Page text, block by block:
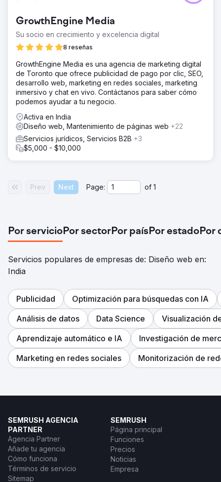
moderna y vanguardista.
El resultado
El proyecto ha tenido éxito en muchos aspectos. No solo
creamos un sitio web de primera calidad, sino que
también coincidió con la visión que teníamos desde el
principio.
Ir a la página de la agencia
GrowthEngine Media
Su socio en crecimiento y excelencia digital
8 reseñas
GrowthEngine Media es una agencia de marketing digital
de Toronto que ofrece publicidad de pago por clic, SEO,
desarrollo web, marketing en redes sociales, marketing
inmersivo y chat en vivo. Contáctanos para saber cómo
podemos ayudar a tu negocio.
Activa en India
Diseño web, Mantenimiento de páginas web +22
Servicios jurídicos, Servicios B2B +3
$5,000 - $10,000
Prev Next Page: of 1
Por servicioPor sectorPor paísPor estadoPor
Servicios populares de empresas de: Diseño web en:
India
Publicidad
Optimización para búsquedas con IA
Análisis de datos
Data Science
Visualización
Aprendizaje automático e IA
Investigación de
Marketing en redes sociales
Monitorización de
SEMRUSH AGENCIA
PARTNER
Agencia Partner
Añade tu agencia
Cómo funciona
Términos de servicio
Sitemap
SEMRUSH
Página principal
Funciones
Precios
Noticias
Empresa